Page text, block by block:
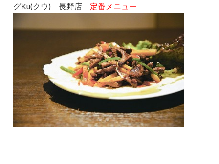
グKu(クウ) 長野店 定番メニュー